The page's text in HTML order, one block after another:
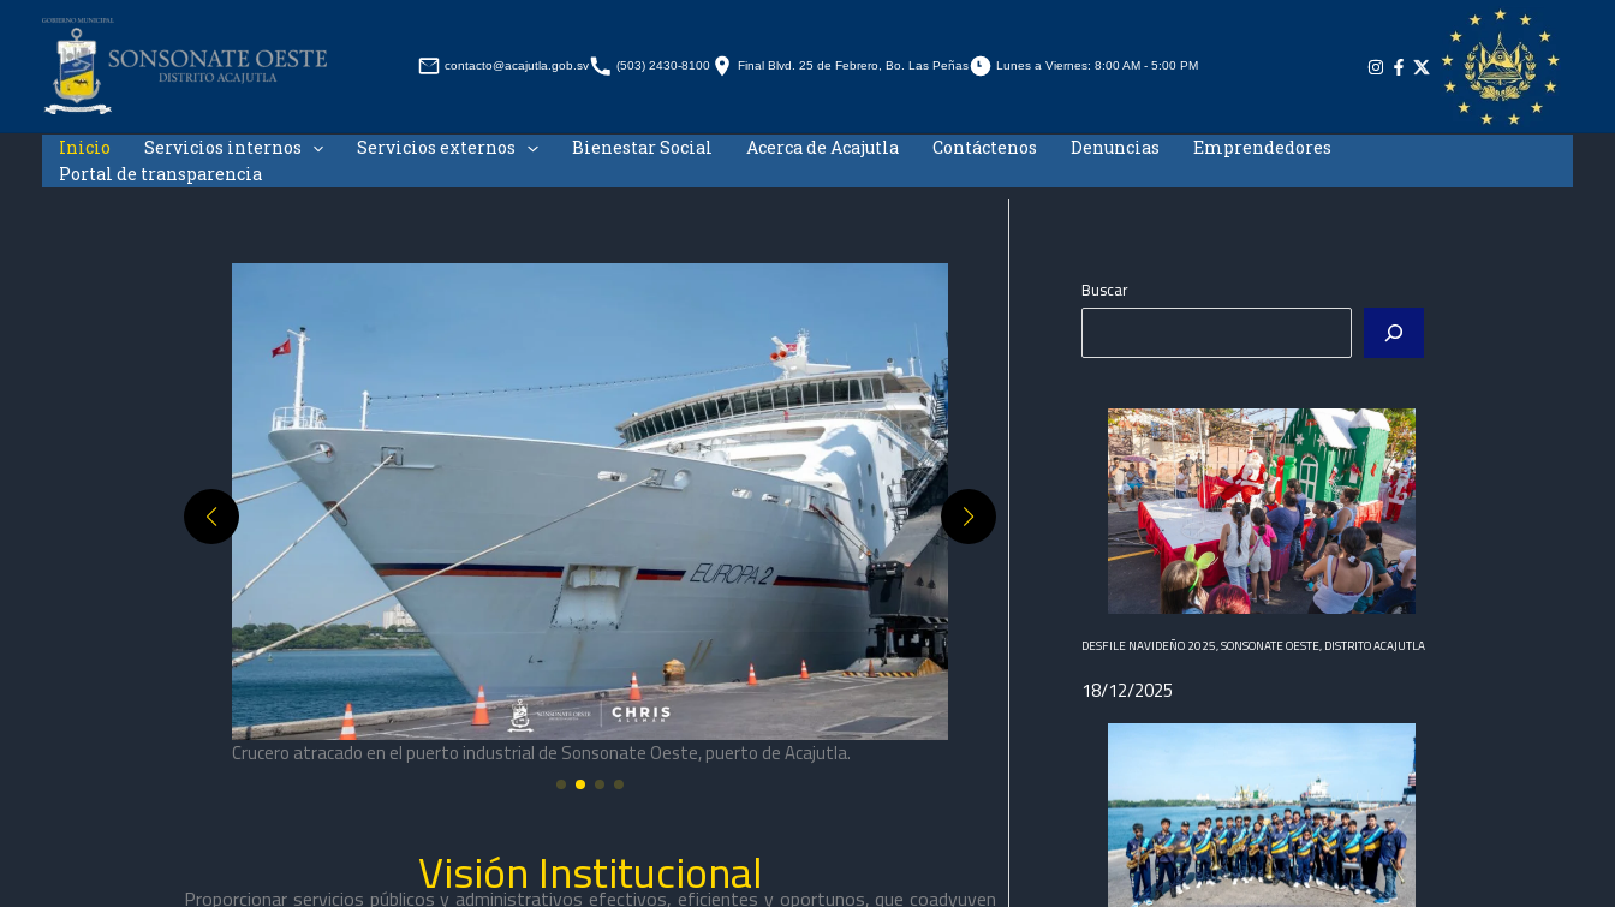
contenido contacto@acajutla.gob.sv (503) 2430-8100 Final Blvd. 25 de Febrero, Bo. Las Peñas Lunes a Viernes: 8:00 AM - 5:00 PM
Inicio Servicios internos Servicios externos Bienestar Social Acerca de Acajutla Contáctenos Denuncias
Emprendedores
Portal de transparencia
Crucero atracado en el puerto industrial de Sonsonate Oeste, puerto de Acajutla. Vista lateral de crucero, arribando al puerto de Acajutla.
Visión Institucional
Proporcionar servicios públicos y administrativos efectivos, eficientes y oportunos, que coadyuven
Buscar
DESFILE NAVIDEÑO 2025, SONSONATE OESTE, DISTRITO ACAJUTLA
18/12/2025